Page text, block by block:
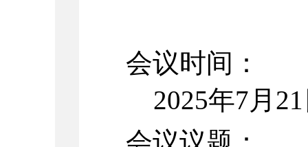
会议时间：
2025年7月